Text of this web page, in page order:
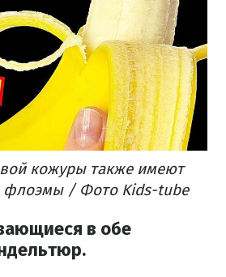
кожуры также имеют
флоэмы / Фото Kids-tube
в обе